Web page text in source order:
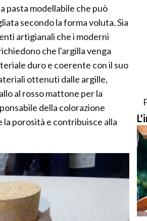
pasta modellabile che può
secondo la forma voluta. Sia
artigianali che i moderni
che l'argilla venga
duro e coerente con il suo
ottenuti dalle argille,
al rosso mattone per la
della colorazione
porosità e contribuisce alla